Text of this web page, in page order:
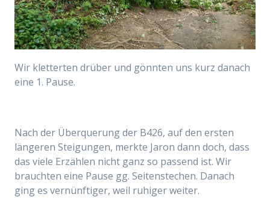
Wir kletterten drüber und gönnten uns kurz danach
eine 1. Pause.
Nach der Überquerung der B426, auf den ersten
längeren Steigungen, merkte Jaron dann doch, dass
das viele Erzählen nicht ganz so passend ist. Wir
brauchten eine Pause gg. Seitenstechen. Danach
ging es vernünftiger, weil ruhiger weiter.